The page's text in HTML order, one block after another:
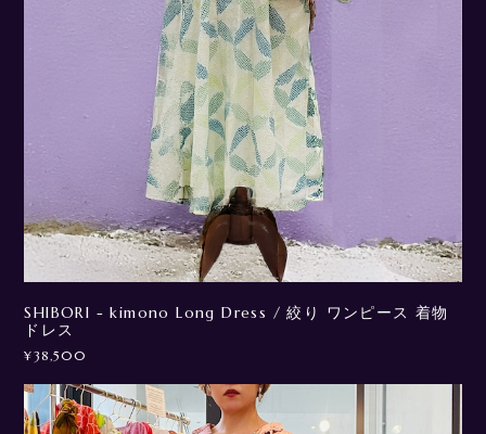
SHIBORI - kimono Long Dress / 絞り ワンピース 着物
ドレス
¥38,500